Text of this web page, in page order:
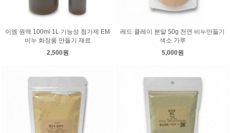
이엠 원액 100ml 1L 기능성 첨가제 EM
비누 화장품 만들기 재료
2,500원
레드 클레이 분말 50g 천연 비누만들기
색소 가루
5,000원